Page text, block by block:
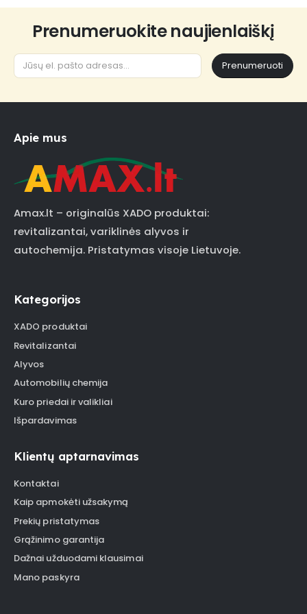
Prenumeruokite naujienlaiškį
Prenumeruoti
Apie mus
Amax.lt – originalūs XADO produktai:
revitalizantai, variklinės alyvos ir
autochemija. Pristatymas visoje Lietuvoje.
Kategorijos
XADO produktai
Revitalizantai
Alyvos
Automobilių chemija
Kuro priedai ir valikliai
Išpardavimas
Klientų aptarnavimas
Kontaktai
Kaip apmokėti užsakymą
Prekių pristatymas
Grąžinimo garantija
Dažnai užduodami klausimai
Mano paskyra